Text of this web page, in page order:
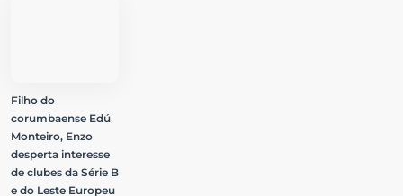
Filho do
corumbaense Edú
Monteiro, Enzo
desperta interesse
de clubes da Série B
e do Leste Europeu